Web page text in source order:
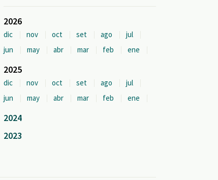
2026
dic nov oct set ago
jul
jun
may abr mar feb ene
2025
dic nov oct set ago
jul
jun
may abr mar feb ene
2024
2023